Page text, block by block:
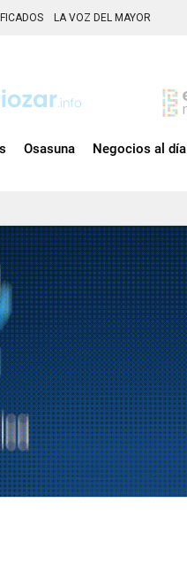
LA VOZ DEL MAYOR
Osasuna Negocios al día